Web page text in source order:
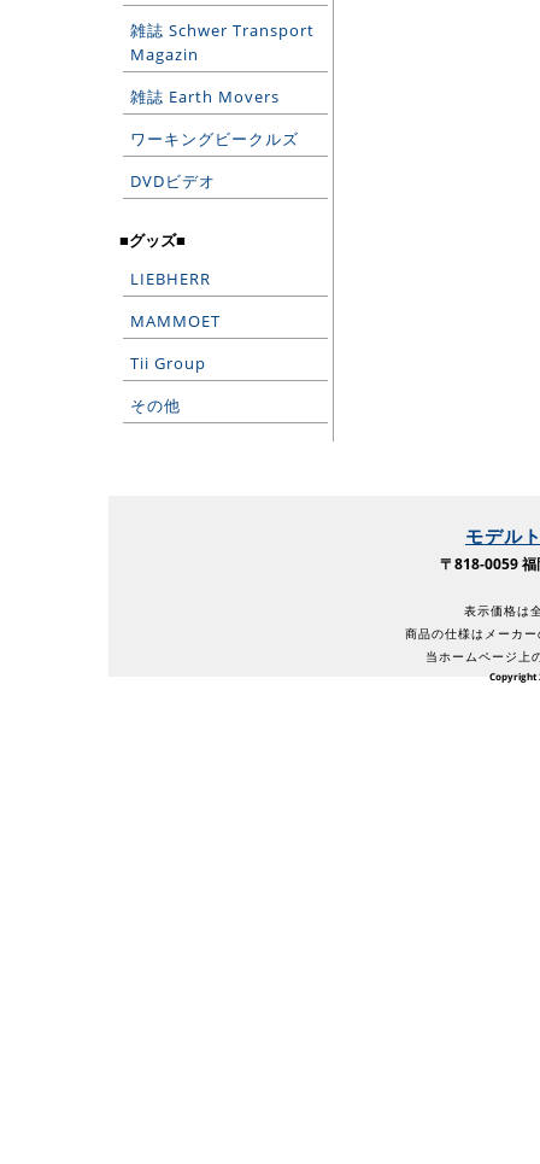
雑誌 Schwer Transport
Magazin
雑誌 Earth Movers
ワーキングビークルズ
DVDビデオ
■グッズ■
LIEBHERR
MAMMOET
Tii Group
その他
モデル
〒818-0059
表示価格は
商品の仕様はメーカ
当ホームページ上
Copyright